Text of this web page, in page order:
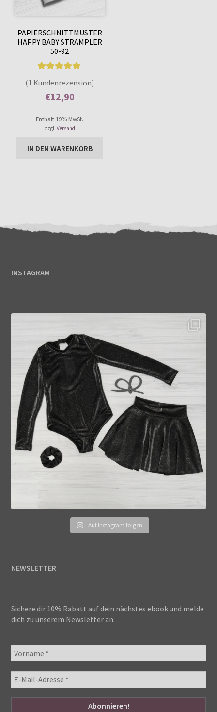
PAPIERSCHNITTMUSTER
HAPPY BABY STRAMPLER
50-92
basierend auf
tung
(1 Kundenrezension)
€12,90
Enthält 19% MwSt.
zzgl. Versand
IN DEN WARENKORB
INSTAGRAM
Auf Instagram folgen
NEWSLETTER
Sichere dir 10% Rabatt auf dein nächstes ebook und melde
dich zu unserem Newsletter an.